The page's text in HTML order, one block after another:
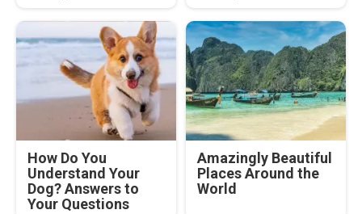
How Do You
Understand Your
Dog? Answers to
Your Questions
Amazingly Beautiful
Places Around the
World